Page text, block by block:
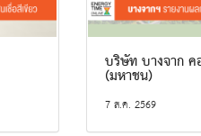
บริษัท บางจาก ค
(มหาชน)
7 ส.ค. 2569